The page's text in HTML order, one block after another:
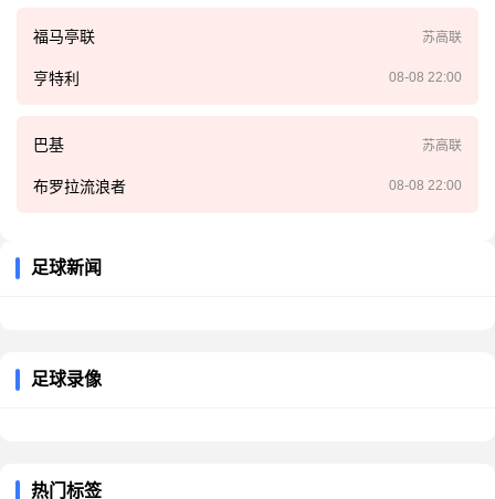
福马亭联 苏高联
亨特利 08-08 22:00
巴基 苏高联
布罗拉流浪者 08-08 22:00
足球新闻
足球录像
热门标签